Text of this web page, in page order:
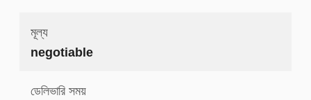
মূল্য
negotiable
ডেলিভারি সময়